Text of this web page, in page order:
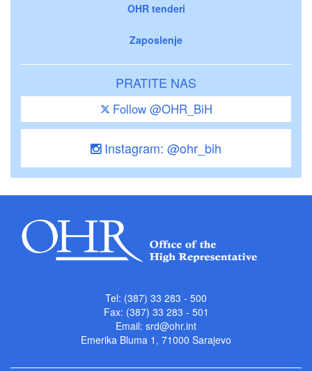
OHR tenderi
Zaposlenje
PRATITE NAS
Follow @OHR_BiH
Instagram: @ohr_bih
Tel: (387) 33 283 - 500
Fax: (387) 33 283 - 501
Email: srd@ohr.int
Emerika Bluma 1, 71000 Sarajevo